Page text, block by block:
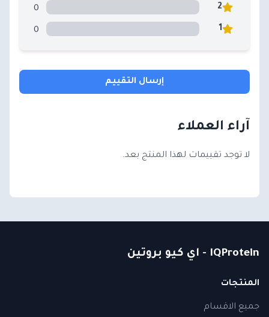
2
0
1
0
إرسال التقييم
آراء العملاء
لا توجد تقييمات لهذا المنتج بعد.
IQProtein - اي كيو بروتين
المنتجات
جميع الاقسام